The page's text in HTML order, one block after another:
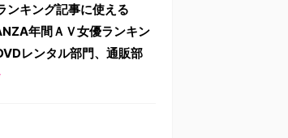
ンキング記事に使える
年間ＡＶ女優ランキン
レンタル部門、通販部